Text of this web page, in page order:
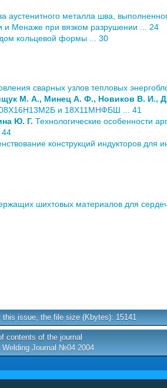
аустенитного металла шва,
и Менаже при вязком разрушении ... 24
кольцевой формы ... 30
сварных узлов тепловых
М. А., Минец А. Ф., Новиков В. И.,
08Х16Н13М2Б и 18Х11МНФБШ ... 41
Ю. Г. Технологические особенности
44
конструкций индукторов для
шихтовых материалов для
this issue, the file size (Kbytes): 15141
contents of the journal
Welding Journal №04 2004